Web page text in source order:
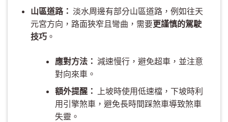
山區道路： 淡水周邊有部分山區道路，例如往天
元宮方向，路面狹窄且彎曲，需要更謹慎的駕駛
技巧。
應對方法： 減速慢行，避免超車，並注意
對向來車。
額外提醒：
上坡時使用低速檔，下坡時利
用引擎煞車，避免長時間踩煞車導致煞車
失靈。